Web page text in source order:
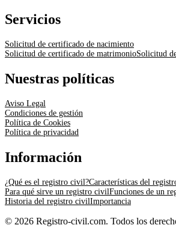
Servicios
Solicitud de certificado de nacimiento
Solicitud de certificado de matrimonioSolicitud
Nuestras políticas
Aviso Legal
Condiciones de gestión
Política de Cookies
Política de privacidad
Información
¿Qué es el registro civil?Características del
Para qué sirve un registro civilFunciones de un
Historia del registro civilImportancia
© 2026 Registro-civil.com. Todos los